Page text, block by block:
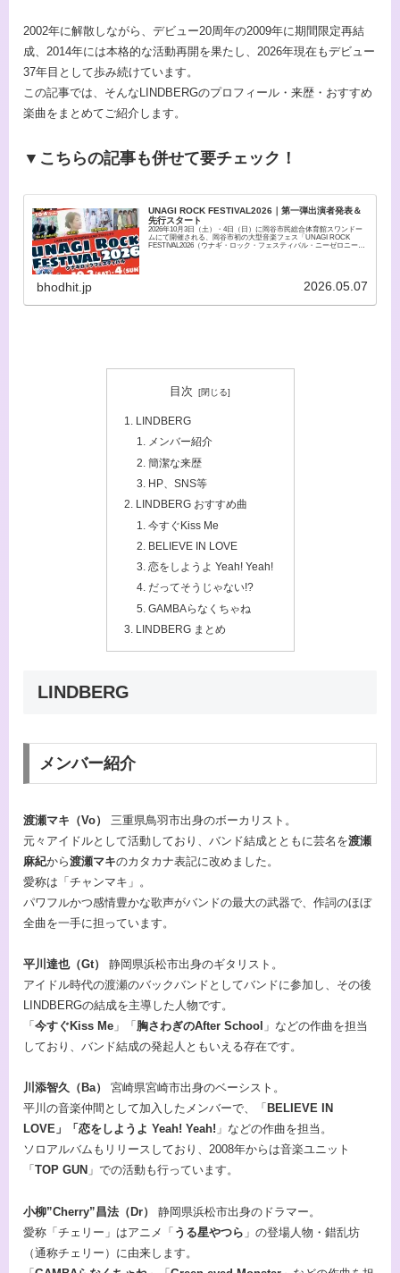
2002年に解散しながら、デビュー20周年の2009年に期間限定再結
成、2014年には本格的な活動再開を果たし、2026年現在もデビュー
37年目として歩み続けています。
この記事では、そんなLINDBERGのプロフィール・来歴・おすすめ
楽曲をまとめてご紹介します。
▼こちらの記事も併せて要チェック！
UNAGI ROCK FESTIVAL2026｜第一弾出演者発表＆
先行スタート
2026年10月3日（土）・4日（日）に岡谷市民総合体育館スワンドー
ムにて開催される、岡谷市初の大型音楽フェス「UNAGI ROCK
FESTIVAL2026（ウナギ・ロック・フェスティバル・ニーゼロニーロ
bhodhit.jp 2026.05.07
目次
LINDBERG
メンバー紹介
簡潔な来歴
HP、SNS等
LINDBERG おすすめ曲
今すぐKiss Me
BELIEVE IN LOVE
恋をしようよ Yeah! Yeah!
だってそうじゃない!?
GAMBAらなくちゃね
LINDBERG まとめ
LINDBERG
メンバー紹介
渡瀬マキ（Vo）
三重県鳥羽市出身のボーカリスト。
元々アイドルとして活動しており、バンド結成とともに芸名を渡瀬
麻紀から渡瀬マキのカタカナ表記に改めました。
愛称は「チャンマキ」。
パワフルかつ感情豊かな歌声がバンドの最大の武器で、作詞のほぼ
全曲を一手に担っています。
平川達也（Gt）
静岡県浜松市出身のギタリスト。
アイドル時代の渡瀬のバックバンドとしてバンドに参加し、その後
LINDBERGの結成を主導した人物です。
「 今すぐKiss Me 」「 胸さわぎのAfter School 」などの作曲を担当
しており、バンド結成の発起人ともいえる存在です。
川添智久（Ba）
宮崎県宮崎市出身のベーシスト。
平川の音楽仲間として加入したメンバーで、「 BELIEVE IN
LOVE」「恋をしようよ Yeah! Yeah! 」などの作曲を担当。
ソロアルバムもリリースしており、2008年からは音楽ユニット
「 TOP GUN 」での活動も行っています。
小柳”Cherry”昌法（Dr）
静岡県浜松市出身のドラマー。
愛称「チェリー」はアニメ「 うる星やつら 」の登場人物・錯乱坊
（通称チェリー）に由来します。